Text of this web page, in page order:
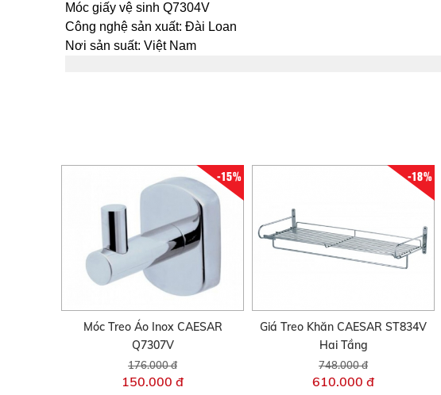
Móc giấy vệ sinh Q7304V
Công nghệ sản xuất: Đài Loan
Nơi sản suất: Việt Nam
-15%
Móc Treo Áo Inox CAESAR
Q7307V
176.000 đ
150.000 đ
-18%
Giá Treo Khăn CAESAR ST834V
Hai Tầng
748.000 đ
610.000 đ